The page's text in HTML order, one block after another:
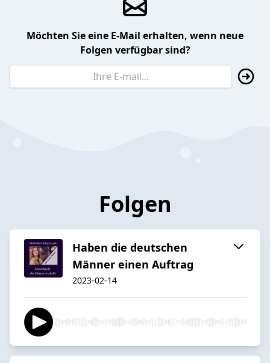
Möchten Sie eine E-Mail erhalten, wenn neue
Folgen verfügbar sind?
Folgen
Haben die deutschen
Männer einen Auftrag
2023-02-14